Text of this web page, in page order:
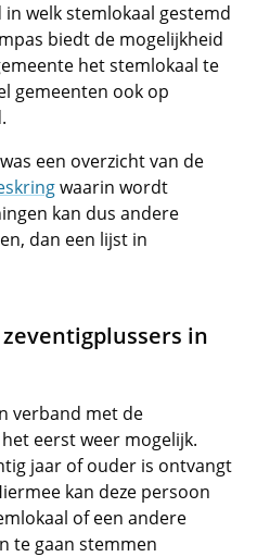
welk stemlokaal gestemd
biedt de mogelijkheid
het stemlokaal te
gemeenten ook op
een overzicht van de
waarin wordt
kan dus andere
dan een lijst in
in
verband met de
eerst weer mogelijk.
jaar of ouder is ontvangt
kan deze persoon
of een andere
te gaan stemmen